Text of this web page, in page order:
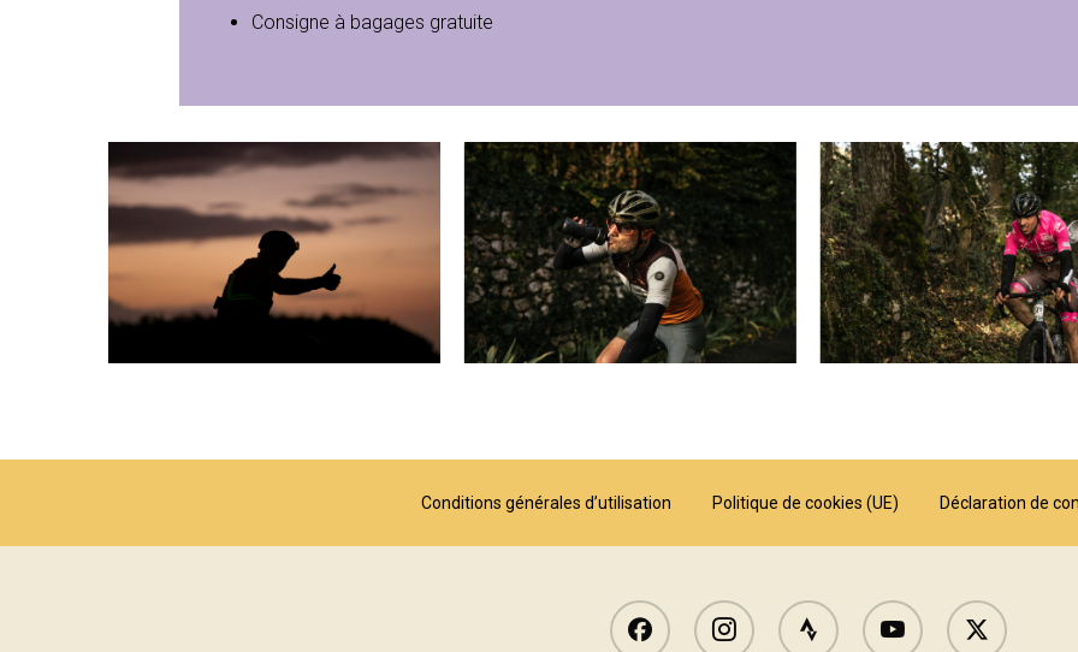
Consigne à bagages gratuite
Conditions générales d’utilisation Politique de cookies (UE) Déclaration de
Facebook Instagram Strava Youtube
X
Twitter